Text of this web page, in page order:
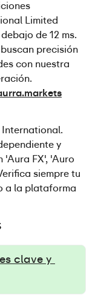
Limited
de 12 ms.
precisión
con nuestra
y
FX', 'Auro
siempre tu
a la plataforma
clave y